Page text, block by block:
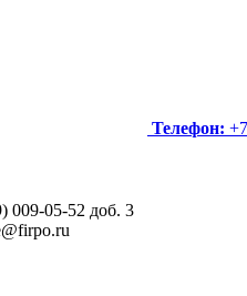
Телефон:
009-05-52 доб. 3